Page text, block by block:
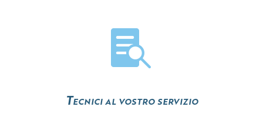

Tecnici al vostro servizio